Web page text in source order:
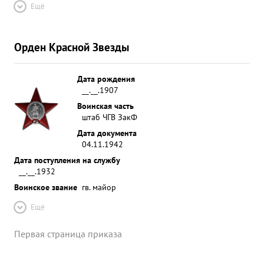
Ещё
Орден Красной Звезды
Дата рождения
__.__.1907
Воинская часть
штаб ЧГВ ЗакФ
Дата документа
04.11.1942
Дата поступления на службу
__.__.1932
Воинское звание гв. майор
Ещё
Первая страница приказа